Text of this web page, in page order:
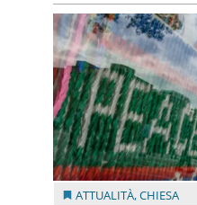
ATTUALITÀ,CHIESA